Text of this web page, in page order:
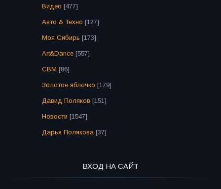
Видео [477]
Авто & Техно [127]
Моя Сибирь [173]
Art&Dance [557]
СВМ [86]
Золотое яблочко [179]
Давид Поляков [151]
Новости [1547]
Дарья Полякова [37]
ВХОД НА САЙТ